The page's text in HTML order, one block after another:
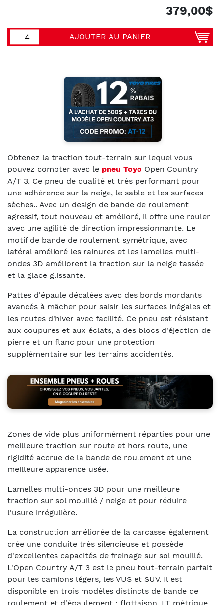
379,00$
AJOUTER AU PANIER
Obtenez la traction tout-terrain sur lequel vous
pouvez compter avec le pneu Toyo Open Country
A/T 3. Ce pneu de qualité et très performant pour
une adhérence sur la neige, le sable et les surfaces
sèches.. Avec un design de bande de roulement
agressif, tout nouveau et amélioré, il offre une rouler
avec une agilité de direction impressionnante. Le
motif de bande de roulement symétrique, avec
latéral amélioré les rainures et les lamelles multi-
ondes 3D améliorent la traction sur la neige tassée
et la glace glissante.
Pattes d'épaule décalées avec des bords mordants
avancés à mâcher pour saisir les surfaces inégales et
les routes d'hiver avec facilité. Ce pneu est résistant
aux coupures et aux éclats, a des blocs d'éjection de
pierre et un flanc pour une protection
supplémentaire sur les terrains accidentés.
Zones de vide plus uniformément réparties pour une
meilleure traction sur route et hors route, une
rigidité accrue de la bande de roulement et une
meilleure apparence usée.
Lamelles multi-ondes 3D pour une meilleure
traction sur sol mouillé / neige et pour réduire
l'usure irrégulière.
La construction améliorée de la carcasse également
crée une conduite très silencieuse et possède
d'excellentes capacités de freinage sur sol mouillé.
L'Open Country A/T 3 est le pneu tout-terrain parfait
pour les camions légers, les VUS et SUV. Il est
disponible en trois modèles distincts de bande de
roulement et d'épaulement : flottaison, LT métrique